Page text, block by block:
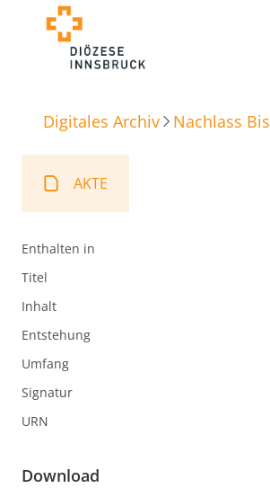
Digitales Archiv Nachlass
AKTE
Enthalten in
Titel
Inhalt
Entstehung
Umfang
Signatur
URN
Download